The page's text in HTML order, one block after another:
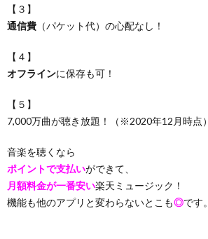
【３】
通信費 （パケット代）の心配なし！
【４】
オフラインに保存も可！
【５】
7,000万曲が聴き放題！（※2020年12月時点）
音楽を聴くなら
ポイントで支払いができて、
月額料金が一番安い楽天ミュージック！
機能も他のアプリと変わらないとこも◎です。